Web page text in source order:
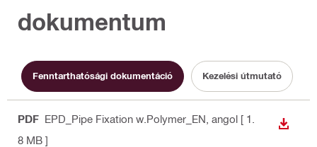
dokumentum
Fenntarthatósági dokumentáció Kezelési útmutató
PDF EPD_Pipe Fixation w.Polymer_EN , angol [ 1.
8 MB ]